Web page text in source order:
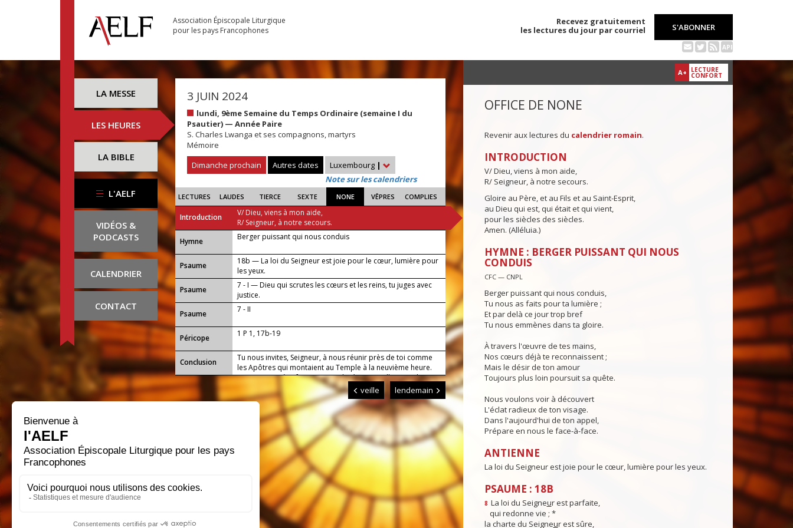
Association Épiscopale Liturgique
pour les pays Francophones
Recevez gratuitement
les lectures du jour par courriel
S'ABONNER
API
LA MESSE
LES HEURES
LA BIBLE
L'AELF
VIDÉOS &
PODCASTS
CALENDRIER
CONTACT
3 JUIN 2024
lundi, 9ème Semaine du Temps Ordinaire (semaine I du
Psautier) — Année Paire
S. Charles Lwanga et ses compagnons, martyrs
Mémoire
Dimanche prochain
Autres dates Luxembourg |
Note sur les calendriers
LECTURES LAUDES TIERCE SEXTE NONE VÊPRES COMPLIES
Introduction
V/ Dieu, viens à mon aide,
R/ Seigneur, à notre secours.
...
Hymne Berger puissant qui nous conduis
Psaume
18b — La loi du Seigneur est joie pour le cœur, lumière pour
les yeux.
Psaume
7 - I — Dieu qui scrutes les cœurs et les reins, tu juges avec
justice.
Psaume
7 - II
Péricope 1 P 1, 17b-19
Conclusion
Tu nous invites, Seigneur, à nous réunir près de toi comme
les Apôtres qui montaient au Temple à la neuvième heure.
Que notre prière faite au nom de Jésus appelle ton salut sur
tous ceux qui invoquent son nom. Lui qui règne pour les
siècles des siècles. Amen.
veille lendemain
A+ LECTURE
CONFORT
OFFICE DE NONE
Revenir aux lectures du calendrier romain.
INTRODUCTION
V/ Dieu, viens à mon aide,
R/ Seigneur, à notre secours.
Gloire au Père, et au Fils et au Saint-Esprit,
au Dieu qui est, qui était et qui vient,
pour les siècles des siècles.
Amen. (Alléluia.)
HYMNE : BERGER PUISSANT QUI NOUS
CONDUIS
CFC — CNPL
Berger puissant qui nous conduis,
Tu nous as faits pour ta lumière ;
Et par delà ce jour trop bref
Tu nous emmènes dans ta gloire.
À travers l'œuvre de tes mains,
Nos cœurs déjà te reconnaissent ;
Mais le désir de ton amour
Toujours plus loin poursuit sa quête.
Nous voulons voir à découvert
L'éclat radieux de ton visage.
Dans l'aujourd'hui de ton appel,
Prépare en nous le face-à-face.
ANTIENNE
La loi du Seigneur est joie pour le cœur, lumière pour les yeux.
PSAUME : 18B
8 La loi du Seigneur est parfaite,
qui redonne vie ; *
la charte du Seigneur est sûre,